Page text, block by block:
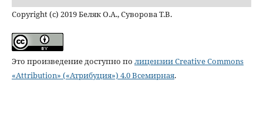
Copyright (c) 2019 Беляк О.А., Суворова Т.В.
Это произведение доступно по лицензии Creative Commons
«Attribution» («Атрибуция») 4.0 Всемирная.